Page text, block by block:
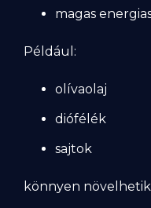
magas
Például:
olívaolaj
diófélék
sajtok
könnyen